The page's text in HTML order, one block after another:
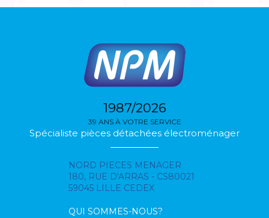
1987/2026
39 ANS À VOTRE SERVICE
Spécialiste pièces détachées électroménager
NORD PIECES MENAGER
180, RUE D'ARRAS - CS80021
59045 LILLE CEDEX
QUI SOMMES-NOUS?